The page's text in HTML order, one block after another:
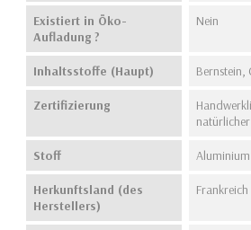
Existiert in Öko-
Aufladung ?
Nein
Inhaltsstoffe (Haupt) Bernstein,
Zertifizierung
Stoff Aluminium
Herkunftsland (des
Herstellers)
Frankreich